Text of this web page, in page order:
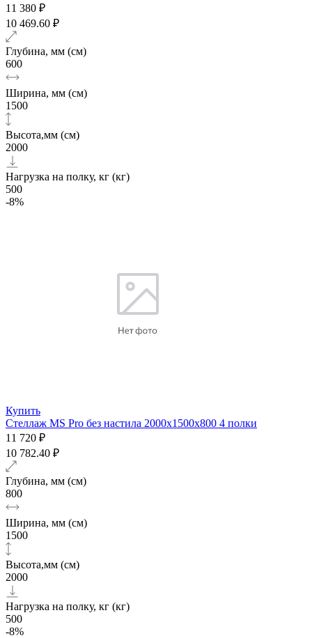
11 380 ₽
10 469.60 ₽
Глубина, мм (см)
600
Ширина, мм (см)
1500
Высота,мм (см)
2000
Нагрузка на полку, кг (кг)
500
-8%
Купить
Стеллаж MS Pro без настила 2000х1500x800 4 полки
11 720 ₽
10 782.40 ₽
Глубина, мм (см)
800
Ширина, мм (см)
1500
Высота,мм (см)
2000
Нагрузка на полку, кг (кг)
500
-8%